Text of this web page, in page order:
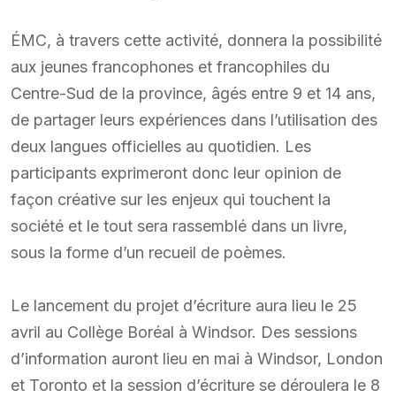
ÉMC, à travers cette activité, donnera la possibilité
aux jeunes francophones et francophiles du
Centre-Sud de la province, âgés entre 9 et 14 ans,
de partager leurs expériences dans l’utilisation des
deux langues officielles au quotidien. Les
participants exprimeront donc leur opinion de
façon créative sur les enjeux qui touchent la
société et le tout sera rassemblé dans un livre,
sous la forme d’un recueil de poèmes.
Le lancement du projet d’écriture aura lieu le 25
avril au Collège Boréal à Windsor. Des sessions
d’information auront lieu en mai à Windsor, London
et Toronto et la session d’écriture se déroulera le 8